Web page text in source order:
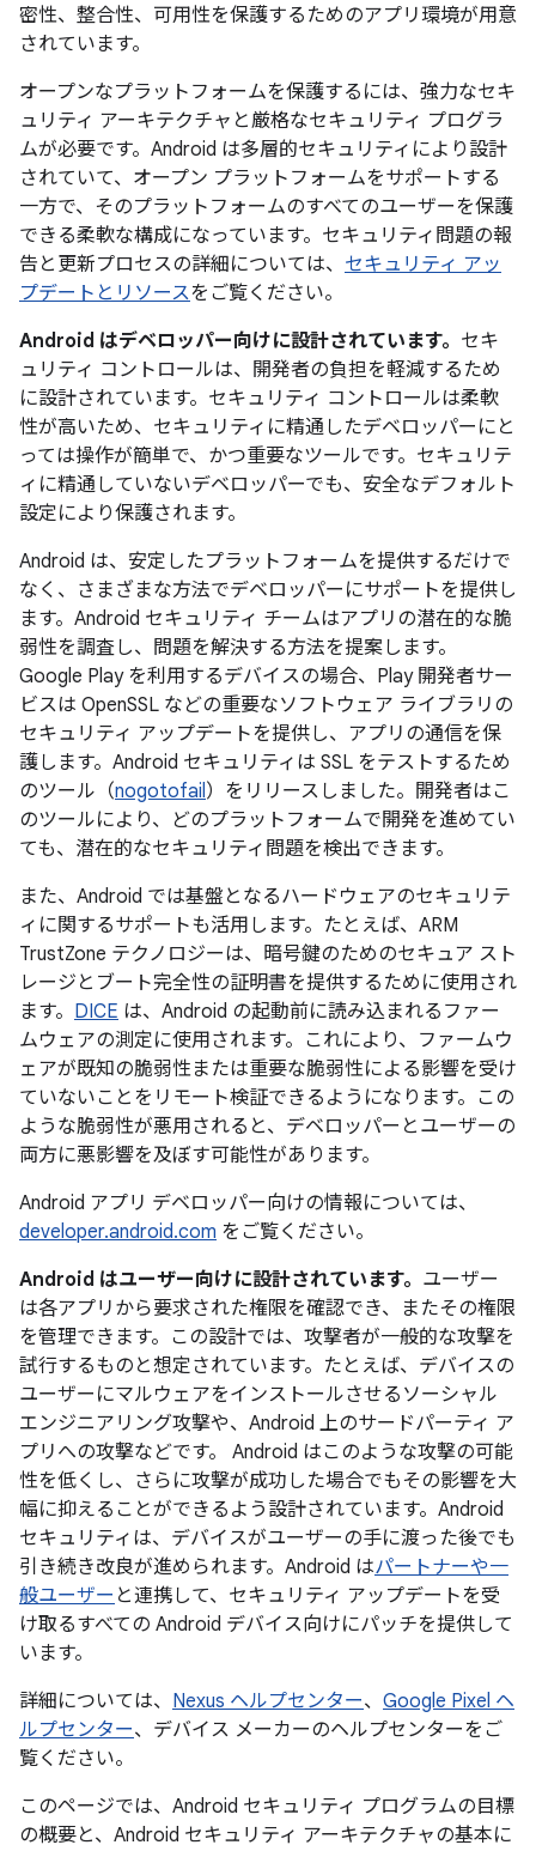
密性、整合性、可用性を保護するためのアプリ環境が用意
されています。
オープンなプラットフォームを保護するには、強力なセキ
ュリティ アーキテクチャと厳格なセキュリティ プログラ
ムが必要です。Android は多層的セキュリティにより設計
されていて、オープン プラットフォームをサポートする
一方で、そのプラットフォームのすべてのユーザーを保護
できる柔軟な構成になっています。セキュリティ問題の報
告と更新プロセスの詳細については、 セキュリティ アッ
プデートとリソースをご覧ください。
Android はデベロッパー向けに設計されています。 セキ
ュリティ コントロールは、開発者の負担を軽減するため
に設計されています。セキュリティ コントロールは柔軟
性が高いため、セキュリティに精通したデベロッパーにと
っては操作が簡単で、かつ重要なツールです。セキュリテ
ィに精通していないデベロッパーでも、安全なデフォルト
設定により保護されます。
Android は、安定したプラットフォームを提供するだけで
なく、さまざまな方法でデベロッパーにサポートを提供し
ます。Android セキュリティ チームはアプリの潜在的な脆
弱性を調査し、問題を解決する方法を提案します。
Google Play を利用するデバイスの場合、Play 開発者サー
ビスは OpenSSL などの重要なソフトウェア ライブラリの
セキュリティ アップデートを提供し、アプリの通信を保
護します。Android セキュリティは SSL をテストするため
のツール（nogotofail）をリリースしました。開発者はこ
のツールにより、どのプラットフォームで開発を進めてい
ても、潜在的なセキュリティ問題を検出できます。
また、Android では基盤となるハードウェアのセキュリテ
ィに関するサポートも活用します。たとえば、ARM
TrustZone テクノロジーは、暗号鍵のためのセキュア スト
レージとブート完全性の証明書を提供するために使用され
ます。 DICE は、Android の起動前に読み込まれるファー
ムウェアの測定に使用されます。これにより、ファームウ
ェアが既知の脆弱性または重要な脆弱性による影響を受け
ていないことをリモート検証できるようになります。この
ような脆弱性が悪用されると、デベロッパーとユーザーの
両方に悪影響を及ぼす可能性があります。
Android アプリ デベロッパー向けの情報については、
developer.android.com をご覧ください。
Android はユーザー向けに設計されています。 ユーザー
は各アプリから要求された権限を確認でき、またその権限
を管理できます。この設計では、攻撃者が一般的な攻撃を
試行するものと想定されています。たとえば、デバイスの
ユーザーにマルウェアをインストールさせるソーシャル
エンジニアリング攻撃や、Android 上のサードパーティ ア
プリへの攻撃などです。 Android はこのような攻撃の可能
性を低くし、さらに攻撃が成功した場合でもその影響を大
幅に抑えることができるよう設計されています。Android
セキュリティは、デバイスがユーザーの手に渡った後でも
引き続き改良が進められます。Android はパートナーや一
般ユーザー と連携して、セキュリティ アップデートを受
け取るすべての Android デバイス向けにパッチを提供して
います。
詳細については、 Nexus ヘルプセンター、 Google Pixel ヘ
ルプセンター、デバイス メーカーのヘルプセンターをご
覧ください。
このページでは、Android セキュリティ プログラムの目標
の概要と、Android セキュリティ アーキテクチャの基本に